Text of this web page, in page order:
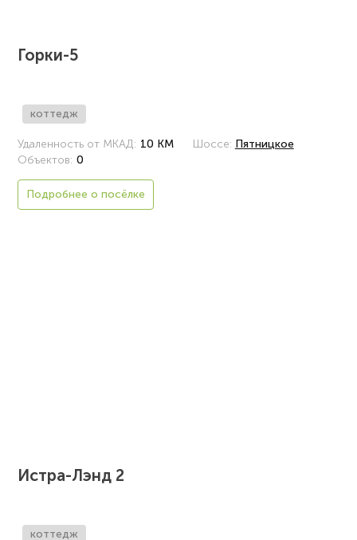
Горки-5
коттедж
Удаленность от МКАД: 10 КМ Шоссе: Пятницкое
Объектов: 0
Подробнее о посёлке
Истра-Лэнд 2
коттедж